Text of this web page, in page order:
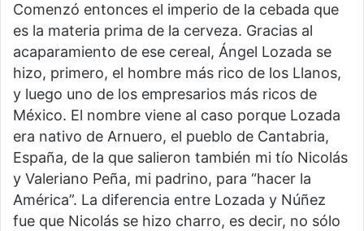
Comenzó entonces el imperio de la cebada que
es la materia prima de la cerveza. Gracias al
acaparamiento de ese cereal, Ángel Lozada se
hizo, primero, el hombre más rico de los Llanos,
y luego uno de los empresarios más ricos de
México. El nombre viene al caso porque Lozada
era nativo de Arnuero, el pueblo de Cantabria,
España, de la que salieron también mi tío Nicolás
y Valeriano Peña, mi padrino, para “hacer la
América”. La diferencia entre Lozada y Núñez
fue que Nicolás se hizo charro, es decir, no sólo